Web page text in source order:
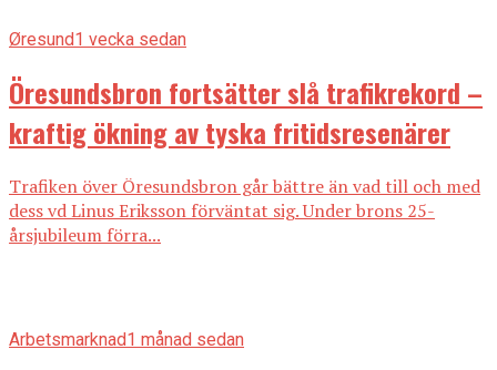
Øresund1 vecka sedan
Öresundsbron fortsätter slå trafikrekord –
kraftig ökning av tyska fritidsresenärer
Trafiken över Öresundsbron går bättre än vad till och med
dess vd Linus Eriksson förväntat sig. Under brons 25-
årsjubileum förra...
Arbetsmarknad1 månad sedan